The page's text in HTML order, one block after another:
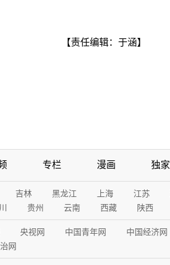
【责任编辑：于涵】
专栏 漫画 独家
吉林 黑龙江 上海 江苏
贵州 云南 西藏 陕西
央视网 中国青年网 中国经济网
网